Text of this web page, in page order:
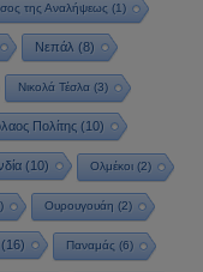
της Αναλήψεως (1)
Νεπάλ (8)
Νικολά Τέσλα(3)
Πολίτης(10)
(10) Ολμέκοι(2)
Ουρουγουάη (2)
Παναμάς (6)